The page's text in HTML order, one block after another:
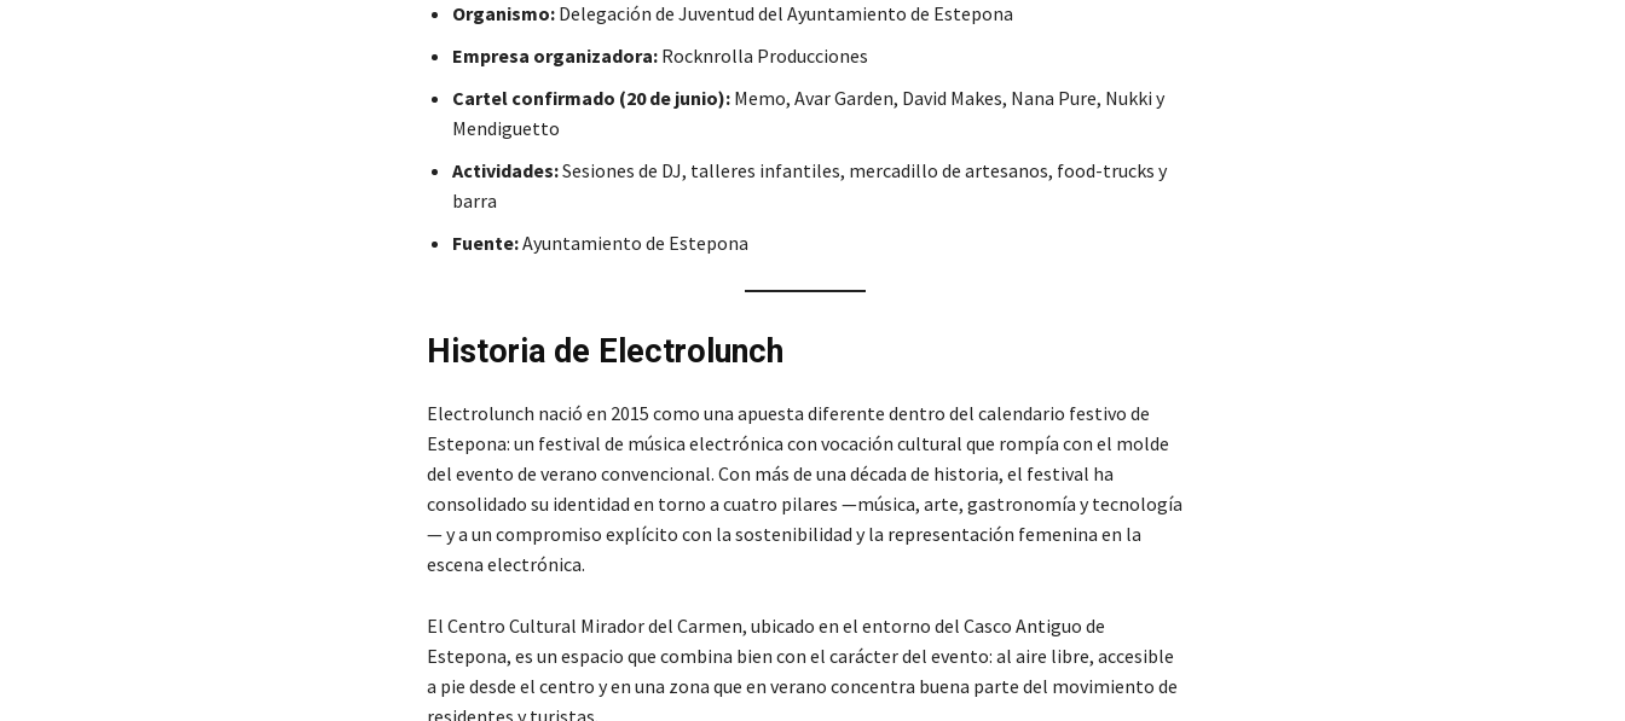
Organismo:Delegación de Juventud del Ayuntamiento de Estepona
Empresa organizadora:Rocknrolla Producciones
Cartel confirmado (20 de junio):Memo, Avar Garden, David Makes, Nana Pure, Nukki y
Mendiguetto
Actividades:Sesiones de DJ, talleres infantiles, mercadillo de artesanos, food-trucks y
barra
Fuente:Ayuntamiento de Estepona
Historia de Electrolunch
Electrolunch nació en 2015 como una apuesta diferente dentro del calendario festivo de
Estepona: un festival de música electrónica con vocación cultural que rompía con el molde
del evento de verano convencional. Con más de una década de historia, el festival ha
consolidado su identidad en torno a cuatro pilares —música, arte, gastronomía y tecnología
— y a un compromiso explícito con la sostenibilidad y la representación femenina en la
escena electrónica.
El Centro Cultural Mirador del Carmen, ubicado en el entorno del Casco Antiguo de
Estepona, es un espacio que combina bien con el carácter del evento: al aire libre, accesible
a pie desde el centro y en una zona que en verano concentra buena parte del movimiento de